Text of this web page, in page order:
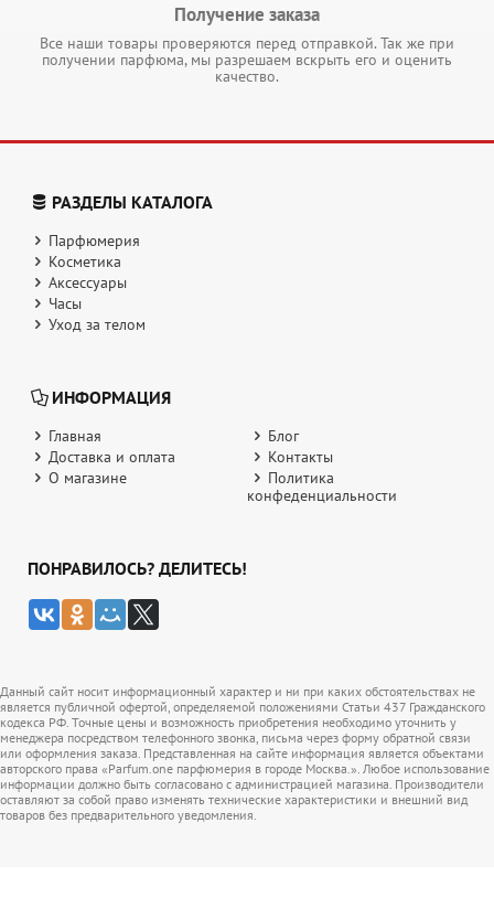
Получение заказа
Все наши товары проверяются перед отправкой. Так же при
получении парфюма, мы разрешаем вскрыть его и оценить
качество.
РАЗДЕЛЫ КАТАЛОГА
Парфюмерия
Косметика
Аксессуары
Часы
Уход за телом
ИНФОРМАЦИЯ
Главная
Блог
Доставка и оплата
Контакты
О магазине
Политика
конфеденциальности
ПОНРАВИЛОСЬ? ДЕЛИТЕСЬ!
Данный сайт носит информационный характер и ни при каких обстоятельствах не
является публичной офертой, определяемой положениями Статьи 437 Гражданского
кодекса РФ. Точные цены и возможность приобретения необходимо уточнить у
менеджера посредством телефонного звонка, письма через форму обратной связи
или оформления заказа. Представленная на сайте информация является объектами
авторского права «Parfum.one парфюмерия в городе Москва.». Любое использование
информации должно быть согласовано с администрацией магазина. Производители
оставляют за собой право изменять технические характеристики и внешний вид
товаров без предварительного уведомления.